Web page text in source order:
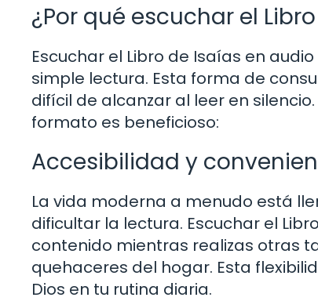
¿Por qué escuchar el
Escuchar el Libro de Isaías en
simple lectura. Esta forma de
difícil de alcanzar al leer en
formato es beneficioso:
Accesibilidad y
La vida moderna a menudo está
dificultar la lectura. Escuchar el
contenido mientras realizas otras
quehaceres del hogar. Esta
Dios en tu rutina diaria.